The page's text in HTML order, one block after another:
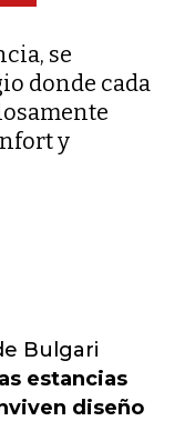
se
donde cada
y
Bulgari
estancias
diseño